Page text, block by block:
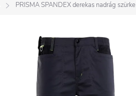
PRISMA SPANDEX derekas nadrág szürke